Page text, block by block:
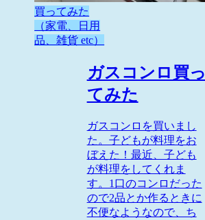
買ってみた
（家電、日用
品、雑貨 etc）
ガスコンロ買っ
てみた
ガスコンロを買いまし
た。子どもが料理をお
ぼえた！最近、子ども
が料理をしてくれま
す。1口のコンロだった
ので2品とか作るときに
不便なようなので、ち